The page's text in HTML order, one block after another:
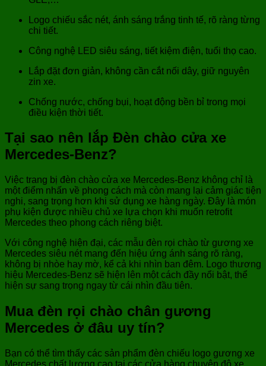
Logo chiếu sắc nét, ánh sáng trắng tinh tế, rõ ràng từng
chi tiết.
Công nghệ LED siêu sáng, tiết kiệm điện, tuổi thọ cao.
Lắp đặt đơn giản, không cần cắt nối dây, giữ nguyên
zin xe.
Chống nước, chống bụi, hoạt động bền bỉ trong mọi
điều kiện thời tiết.
Tại sao nên lắp Đèn chào cửa xe
Mercedes-Benz?
Việc trang bị đèn chào cửa xe Mercedes-Benz không chỉ là
một điểm nhấn về phong cách mà còn mang lại cảm giác tiện
nghi, sang trọng hơn khi sử dụng xe hàng ngày. Đây là món
phụ kiện được nhiều chủ xe lựa chọn khi muốn retrofit
Mercedes theo phong cách riêng biệt.
Với công nghệ hiện đại, các mẫu đèn rọi chào từ gương xe
Mercedes siêu nét mang đến hiệu ứng ánh sáng rõ ràng,
không bị nhòe hay mờ, kể cả khi nhìn ban đêm. Logo thương
hiệu Mercedes-Benz sẽ hiện lên một cách đầy nổi bật, thể
hiện sự sang trọng ngay từ cái nhìn đầu tiên.
Mua đèn rọi chào chân gương
Mercedes ở đâu uy tín?
Bạn có thể tìm thấy các sản phẩm đèn chiếu logo gương xe